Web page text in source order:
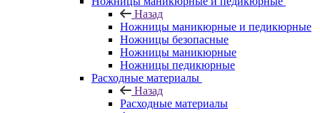
Назад
Ножницы маникюрные и педикюрные
Ножницы безопасные
Ножницы маникюрные
Ножницы педикюрные
Расходные материалы
Назад
Расходные материалы